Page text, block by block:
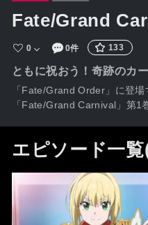
Fate/Grand
0 0件 133
ともに祝おう！奇跡のカ
「Fate/Grand Order」に登
「Fate/Grand Carnival」第1
エピソード一覧